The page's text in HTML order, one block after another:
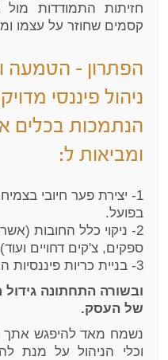
חזיתות התמודדות מול
קסמים שחוזר על עצמו
הפתרון – הטמעה
ניהול פיננסי
הנתמכות בכלים
ומביאות ל:
1- יצירת פער חיובי
בפועל.
2- ניקוי כלל החובות
ספקים, צ'קים דחויים
3- בניית כריות פיננסיות הולכות וגדלות כרזרבות.
ובשורה התחתונה
של העסק.
נשמח מאד להיפגש אתך
וכלי הניהול על מנת